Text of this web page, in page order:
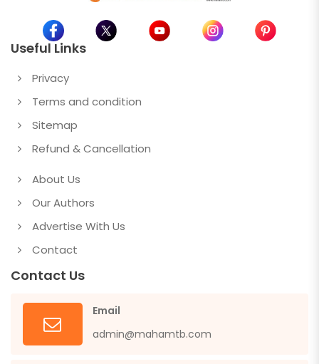
Useful Links
Privacy
Terms and condition
Sitemap
Refund & Cancellation
About Us
Our Authors
Advertise With Us
Contact
Contact Us
Email
admin@mahamtb.com